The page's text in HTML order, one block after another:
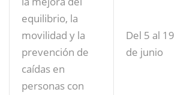
equilibrio, la
movilidad y la
prevención de
caídas en
personas con
Del 5 al 19
de junio